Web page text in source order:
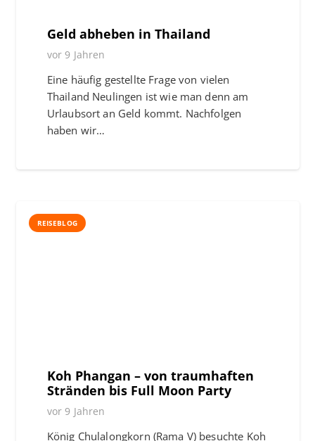
Geld abheben in Thailand
vor 9 Jahren
Eine häufig gestellte Frage von vielen
Thailand Neulingen ist wie man denn am
Urlaubsort an Geld kommt. Nachfolgen
haben wir…
REISEBLOG
Koh Phangan – von traumhaften
Stränden bis Full Moon Party
vor 9 Jahren
König Chulalongkorn (Rama V) besuchte Koh